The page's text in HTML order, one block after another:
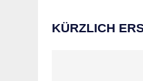
KÜRZLICH